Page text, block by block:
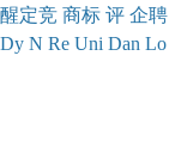
醒定竞 商标 评 企聘
Dy N Re Uni Dan Lo